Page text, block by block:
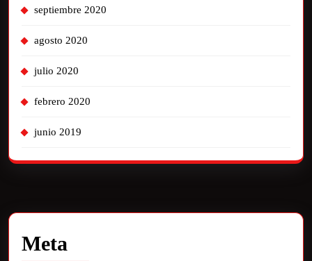
septiembre 2020
agosto 2020
julio 2020
febrero 2020
junio 2019
Meta